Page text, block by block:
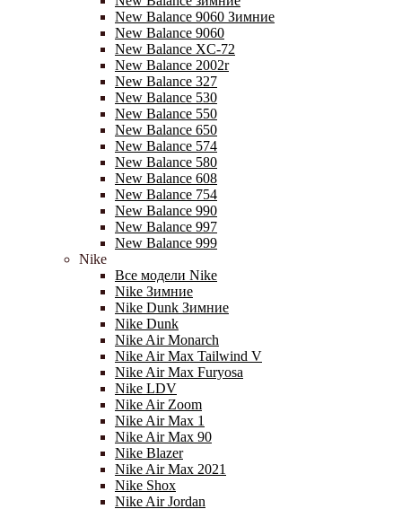
New Balance 9060 Зимние
New Balance 9060
New Balance XC-72
New Balance 2002r
New Balance 327
New Balance 530
New Balance 550
New Balance 650
New Balance 574
New Balance 580
New Balance 608
New Balance 754
New Balance 990
New Balance 997
New Balance 999
Nike
Все модели Nike
Nike Зимние
Nike Dunk Зимние
Nike Dunk
Nike Air Monarch
Nike Air Max Tailwind V
Nike Air Max Furyosa
Nike LDV
Nike Air Zoom
Nike Air Max 1
Nike Air Max 90
Nike Blazer
Nike Air Max 2021
Nike Shox
Nike Air Jordan